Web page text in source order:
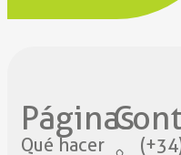
Páginas
Qué hacer